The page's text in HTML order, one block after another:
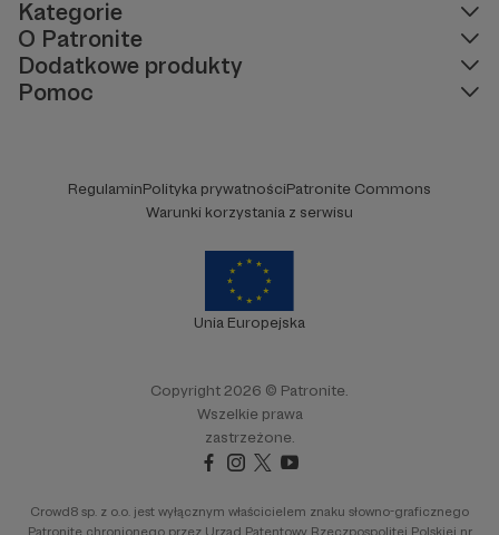
Kategorie
O Patronite
Dodatkowe produkty
Pomoc
RegulaminPolityka prywatnościPatronite Commons
Warunki korzystania z serwisu
Unia Europejska
Copyright 2026 © Patronite.
Wszelkie prawa
zastrzeżone.
Crowd8 sp. z o.o. jest wyłącznym właścicielem znaku słowno-graficznego
Patronite chronionego przez Urząd Patentowy Rzeczpospolitej Polskiej nr